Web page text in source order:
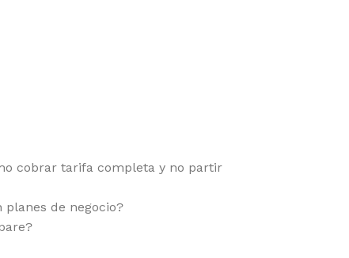
cobrar tarifa completa y no partir
planes de negocio?